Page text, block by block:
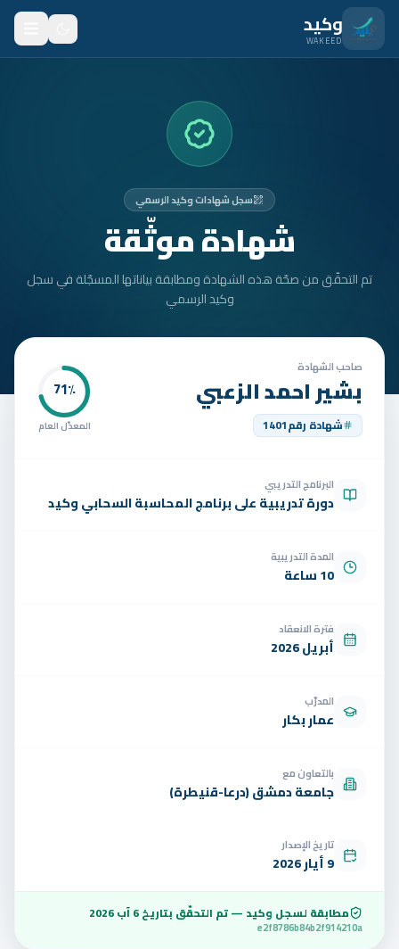
انتقل للمحتوى الرئيسي
وكيد
WAKEED
المتدربون
الأمان
تواصل
الوظائف
سجل شهادات وكيد الرسمي
شهادة موثّقة
تم التحقّق من صحّة هذه الشهادة ومطابقة بياناتها المسجّلة في سجل
وكيد الرسمي
صاحب الشهادة
بشير احمد الزعبي
شهادة رقم1401
71٪
المعدّل العام
البرنامج التدريبي
دورة تدريبية على برنامج المحاسبة السحابي وكيد
المدة التدريبية
10 ساعة
فترة الانعقاد
أبريل 2026
المدرّب
عمار بكار
بالتعاون مع
جامعة دمشق (درعا-قنيطرة)
تاريخ الإصدار
9 أيار 2026
مطابقة لسجل وكيد — تم التحقّق بتاريخ6 آب 2026
e2f8786b84b2f914210a